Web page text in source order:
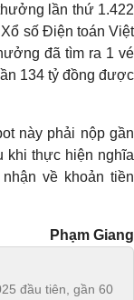
lần thứ 1.422
số Điện toán Việt
đã tìm ra 1 vé
134 tỷ đồng được
này phải nộp gần
khi thực hiện nghĩa
về khoản tiền
Phạm Giang
đầu tiên, gần 60